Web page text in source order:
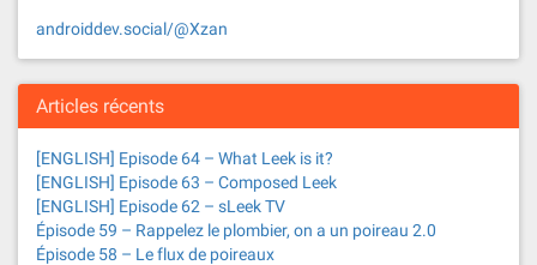
a
t
i
o
n
androiddev.social/@Xzan
Articles récents
[ENGLISH] Episode 64 – What Leek is it?
[ENGLISH] Episode 63 – Composed Leek
[ENGLISH] Episode 62 – sLeek TV
Épisode 59 – Rappelez le plombier, on a un poireau 2.0
Épisode 58 – Le flux de poireaux